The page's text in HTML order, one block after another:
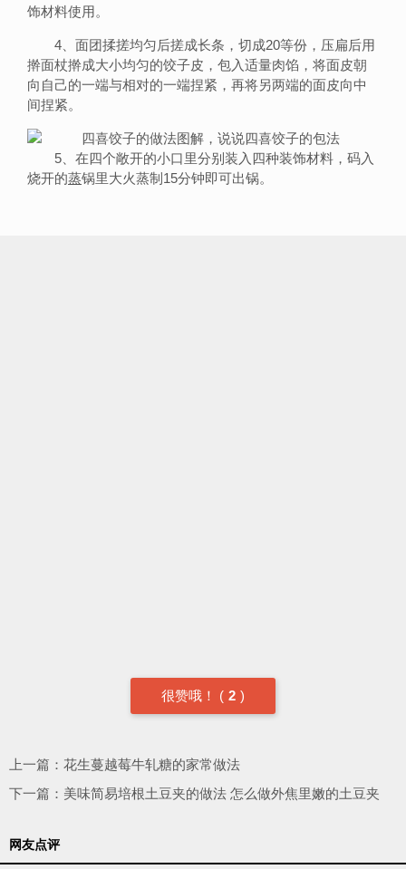
饰材料使用。
4、面团揉搓均匀后搓成长条，切成20等份，压扁后用
擀面杖擀成大小均匀的饺子皮，包入适量肉馅，将面皮朝
向自己的一端与相对的一端捏紧，再将另两端的面皮向中
间捏紧。
5、在四个敞开的小口里分别装入四种装饰材料，码入
烧开的蒸锅里大火蒸制15分钟即可出锅。
很赞哦！ ( 2 )
上一篇： 花生蔓越莓牛轧糖的家常做法
下一篇： 美味简易培根土豆夹的做法 怎么做外焦里嫩的土豆夹
网友点评